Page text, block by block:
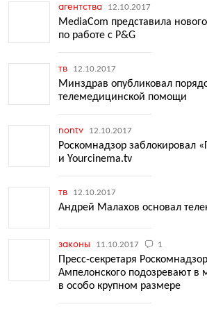
агентства 12.10.2017
MediaCom представила
по работе с P&G
тв 12.10.2017
Минздрав опубликовал
телемедицинской помощи
nontv 12.10.2017
Роскомнадзор заблокировал
и Yourcinema.tv
тв 12.10.2017
Андрей Малахов основал
законы 11.10.2017 1
Пресс-секретаря
Ампелонского подозревают в
в особо крупном размере